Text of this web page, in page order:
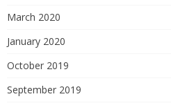
March 2020
January 2020
October 2019
September 2019